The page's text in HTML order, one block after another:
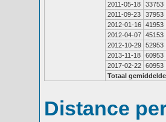
2011-05-18
33753
2011-09-23
37953
2012-01-16 41953
2012-04-07 45153
2012-10-29 52953
2013-11-18
60953
2017-02-22 60953
Totaal
Distance